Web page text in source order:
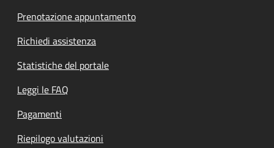
Prenotazione appuntamento
Richiedi assistenza
Statistiche del portale
Leggi le FAQ
Pagamenti
Riepilogo valutazioni